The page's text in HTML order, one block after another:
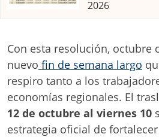
2026
Con esta resolución, octubre
nuevo fin de semana largo
respiro tanto a los
economías regionales. El
12 de octubre al viernes 10
estrategia oficial de